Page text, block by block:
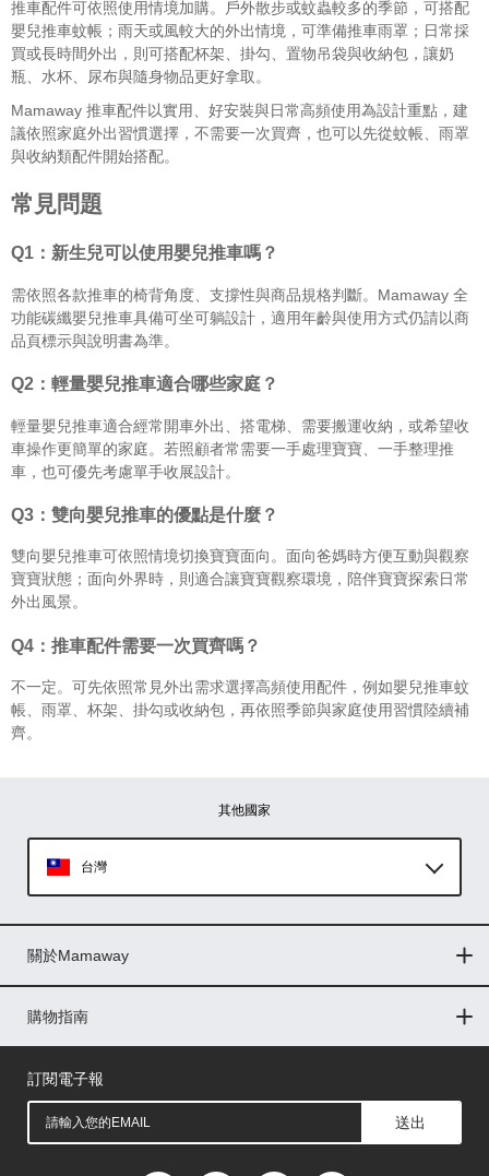
推車配件可依照使用情境加購。戶外散步或蚊蟲較多的季節，可搭配
嬰兒推車蚊帳；雨天或風較大的外出情境，可準備推車雨罩；日常採
買或長時間外出，則可搭配杯架、掛勾、置物吊袋與收納包，讓奶
瓶、水杯、尿布與隨身物品更好拿取。
Mamaway 推車配件以實用、好安裝與日常高頻使用為設計重點，建
議依照家庭外出習慣選擇，不需要一次買齊，也可以先從蚊帳、雨罩
與收納類配件開始搭配。
常見問題
Q1：新生兒可以使用嬰兒推車嗎？
需依照各款推車的椅背角度、支撐性與商品規格判斷。Mamaway 全
功能碳纖嬰兒推車具備可坐可躺設計，適用年齡與使用方式仍請以商
品頁標示與說明書為準。
Q2：輕量嬰兒推車適合哪些家庭？
輕量嬰兒推車適合經常開車外出、搭電梯、需要搬運收納，或希望收
車操作更簡單的家庭。若照顧者常需要一手處理寶寶、一手整理推
車，也可優先考慮單手收展設計。
Q3：雙向嬰兒推車的優點是什麼？
雙向嬰兒推車可依照情境切換寶寶面向。面向爸媽時方便互動與觀察
寶寶狀態；面向外界時，則適合讓寶寶觀察環境，陪伴寶寶探索日常
外出風景。
Q4：推車配件需要一次買齊嗎？
不一定。可先依照常見外出需求選擇高頻使用配件，例如嬰兒推車蚊
帳、雨罩、杯架、掛勾或收納包，再依照季節與家庭使用習慣陸續補
齊。
其他國家
台灣
印尼
菲律賓
馬來西亞
關於Mamaway
門市據點
最新消息
品牌故事
人力招募
媒體花絮
隱私權聲明
CSR企業社會責任
購物指南
購物常見問題
退換貨問題
儲值金使用條款
購買儲值金
發票問題
會員權益
線上留言
吸乳器-免費體驗
訂閱電子報
送出